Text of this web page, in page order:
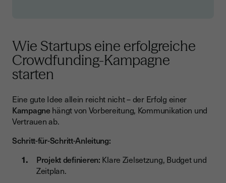
Wie Startups eine erfolgreiche
Crowdfunding-Kampagne
starten
Eine gute Idee allein reicht nicht – der Erfolg einer
Kampagnehängt von Vorbereitung, Kommunikation und
Vertrauen ab.
Schritt-für-Schritt-Anleitung:
Projekt definieren: Klare Zielsetzung, Budget und
Zeitplan.